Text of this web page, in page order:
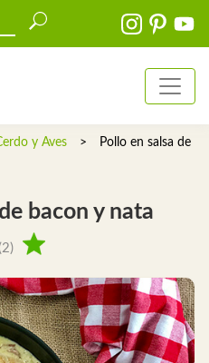
y Aves >
Pollo en salsa de
bacon y nata